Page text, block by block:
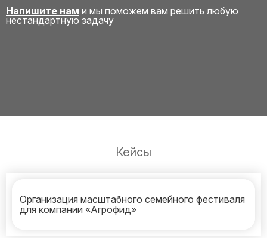
Напишите нам и мы поможем вам решить любую
нестандартную задачу
Кейсы
Организация масштабного семейного фестиваля
для компании «Агрофид»